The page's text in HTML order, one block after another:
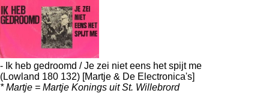
- Ik heb gedroomd / Je zei niet eens het spijt me
(Lowland 180 132) [Martje & De Electronica's]
* Martje = Martje Konings uit St. Willebrord